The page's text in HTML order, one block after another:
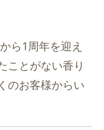
ら1周年を迎え
ことがない香り
のお客様からい